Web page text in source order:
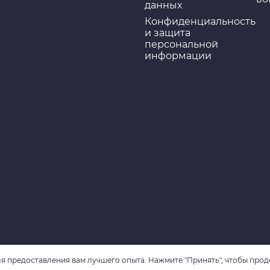
данных
Конфиденциальность
и защита
персональной
информации
предоставления вам лучшего опыта. Нажмите "Принять", чтобы